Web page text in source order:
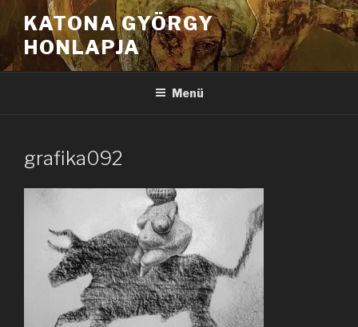
Tartalomhoz
KATONA GYÖRGY
HONLAPJA
Menü
grafika092